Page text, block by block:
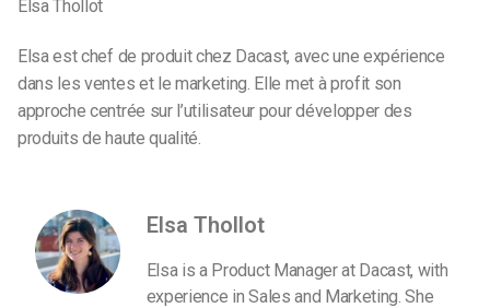
Elsa Thollot
Elsa est chef de produit chez Dacast, avec une expérience
dans les ventes et le marketing. Elle met à profit son
approche centrée sur l’utilisateur pour développer des
produits de haute qualité.
Elsa Thollot
Elsa is a Product Manager at Dacast, with
experience in Sales and Marketing. She